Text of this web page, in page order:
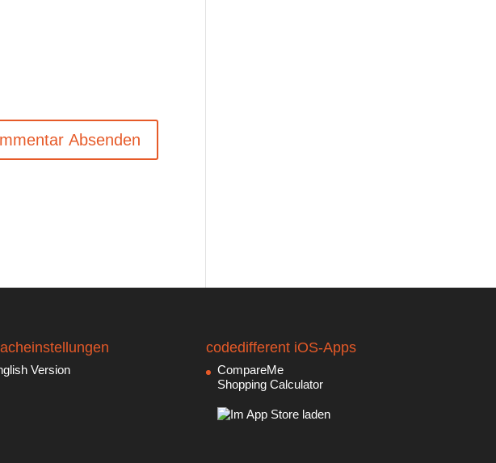
Version
codedifferent iOS-Apps
CompareMe
Shopping Calculator